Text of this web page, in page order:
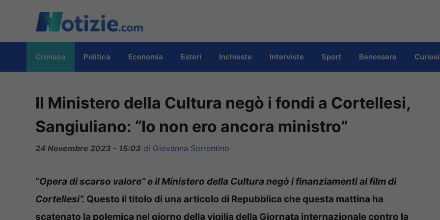
contenuto
Cronaca Politica Economia Esteri Inchieste Interviste Sport Benessere
Il Ministero della Cultura negò i fondi a Cortellesi,
Sangiuliano: “Io non ero ancora ministro”
24 Novembre 2023 - 15:03 di Giovanna Sorrentino
“Opera di scarso valore” e il Ministero della Cultura negò i finanziamenti al film di
Cortellesi”. Questo il titolo di una articolo di Repubblica che questa mattina ha
scatenato la polemica nel giorno della vigilia della Giornata internazionale contro la